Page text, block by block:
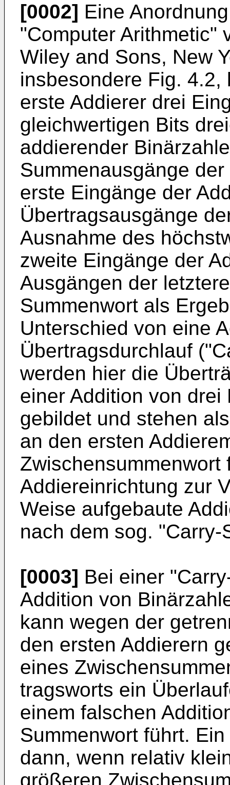
[0002] Eine
"Computer Arithmetic"
Wiley and Sons, New
insbesondere Fig.
erste Addierer drei
gleichwertigen Bits
addierender
Summenausgänge
erste Eingänge der
Übertragsausgänge
Ausnahme des
zweite Eingänge der
Ausgängen der
Summenwort als
Unterschied von eine
Übertragsdurchlauf
werden hier die
einer Addition von
gebildet und stehen
an den ersten
Addiereinrichtung zur
Weise aufgebaute
nach dem sog. "Carry-
[0003] Bei einer
Addition von
kann wegen der
den ersten Addierern
eines
tragsworts ein
einem falschen
Summenwort führt.
dann, wenn relativ
größeren